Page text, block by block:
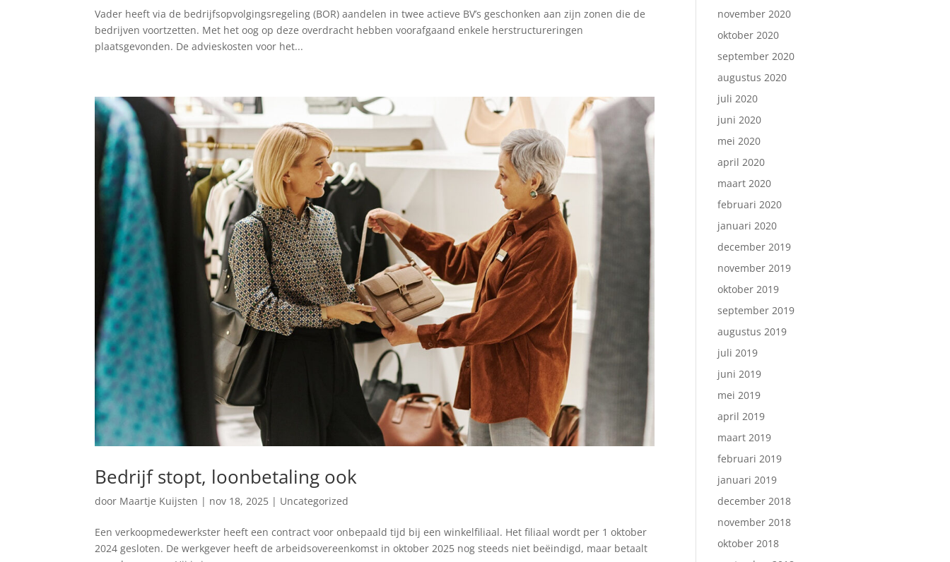
Vader heeft via de bedrijfsopvolgingsregeling (BOR) aandelen in twee actieve BV’s geschonken aan zijn zonen die de
bedrijven voortzetten. Met het oog op deze overdracht hebben voorafgaand enkele herstructureringen
plaatsgevonden. De advieskosten voor het...
Bedrijf stopt, loonbetaling ook
door Maartje Kuijsten | nov 18, 2025 | Uncategorized
Een verkoopmedewerkster heeft een contract voor onbepaald tijd bij een winkelfiliaal. Het filiaal wordt per 1 oktober
2024 gesloten. De werkgever heeft de arbeidsovereenkomst in oktober 2025 nog steeds niet beëindigd, maar betaalt
november 2020
oktober 2020
september 2020
augustus 2020
juli 2020
juni 2020
mei 2020
april 2020
maart 2020
februari 2020
januari 2020
december 2019
november 2019
oktober 2019
september 2019
augustus 2019
juli 2019
juni 2019
mei 2019
april 2019
maart 2019
februari 2019
januari 2019
december 2018
november 2018
oktober 2018